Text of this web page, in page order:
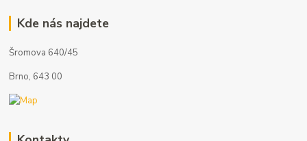
Kde nás najdete
Šromova 640/45
Brno, 643 00